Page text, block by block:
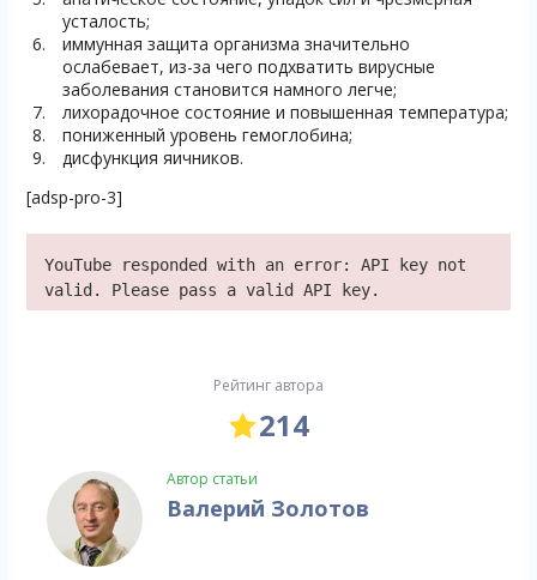
усталость;
иммунная защита организма значительно
ослабевает, из-за чего подхватить вирусные
заболевания становится намного легче;
лихорадочное состояние и повышенная температура;
пониженный уровень гемоглобина;
дисфункция яичников.
[adsp-pro-3]
YouTube responded with an error: API key not
valid. Please pass a valid API key.
Рейтинг автора
214
Автор статьи
Валерий Золотов